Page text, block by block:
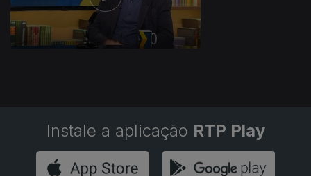
Instale a aplicação RTP Play